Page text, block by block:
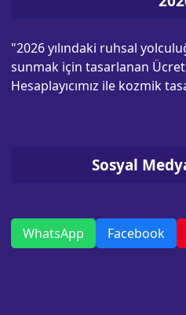
"2026 yılındaki ruhsal
sunmak için tasarlanan
Hesaplayıcımız ile kozmik
Sosyal
WhatsApp Facebook